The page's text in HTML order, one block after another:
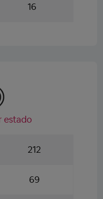
16
estado
212
69